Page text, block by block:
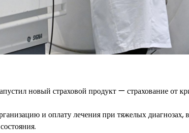
новый страховой продукт — страхование от
и оплату лечения при тяжелых диагнозах,